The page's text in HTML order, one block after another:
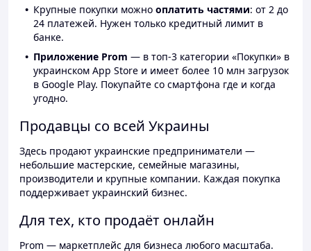
Крупные покупки можно оплатить частями: от 2 до
24 платежей. Нужен только кредитный лимит в
банке.
Приложение Prom — в топ-3 категории «Покупки» в
украинском App Store и имеет более 10 млн загрузок
в Google Play. Покупайте со смартфона где и когда
угодно.
Продавцы со всей Украины
Здесь продают украинские предприниматели —
небольшие мастерские, семейные магазины,
производители и крупные компании. Каждая покупка
поддерживает украинский бизнес.
Для тех, кто продаёт онлайн
Prom — маркетплейс для бизнеса любого масштаба.